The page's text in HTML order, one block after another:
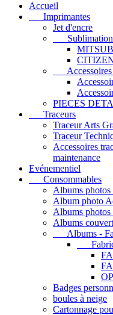
Accueil
Imprimantes
Jet d'encre
Sublimation
PIECES
Traceurs
Traceur Arts
Traceur
Accessoires
maintenance
Evénementiel
Consommables
Albums
Album photo
Albums photos
Albums
Albums -
Badges
boules à neige
Cartonnage